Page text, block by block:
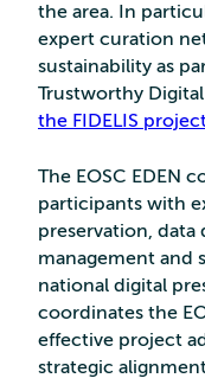
the area. In
expert curation
sustainability as
Trustworthy
the FIDELIS
The EOSC EDEN
participants with
preservation, data
management and
national digital
coordinates the
effective project
strategic